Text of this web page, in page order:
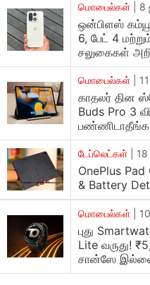
மாதிரியே இருக்கு.
பிராண்டட் வெர்ஷனா தான்
பேசிக்கிறாங்க. முதல்ல
ஆரம்பிப்போம். இதுல ஒரு
இருக்கு. 120Hz ரிப்ரெஷ்
கேம் விளையாடும்போதும்
எக்ஸ்பீரியன்ஸ் சும்மா
இருக்கும்.
அடுத்ததாஇதோட பவர்
10,050mAh பேட்டரி
பேட்டரி இருந்தா, நீங்க
முழுக்க யூஸ் பண்ணலாம்.
சப்போர்ட்டும் இருக்கு.
பார்த்தா, மீடியாடெக்
மொபைல்கள் 8
ஒன்பிளஸ்
6, பேட் 4
சலுகைகள்
மொபைல்கள்
காதலர் தின
Buds Pro 3
டேப்லெட்கள் 18
OnePlus
& Battery
மொபைல்கள்
புது
Lite வருது!
சான்ஸே